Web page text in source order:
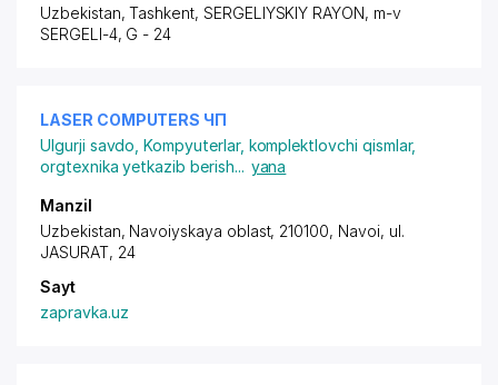
Uzbekistan, Tashkent, SERGELIYSKIY RAYON, m-v
SERGELI-4, G - 24
LASER COMPUTERS ЧП
Ulgurji savdo ,Kompyuterlar, komplektlovchi qismlar,
orgtexnika yetkazib berish... yana
Manzil
Uzbekistan, Navoiyskaya oblast, 210100, Navoi, ul.
JASURAT, 24
Sayt
zapravka.uz